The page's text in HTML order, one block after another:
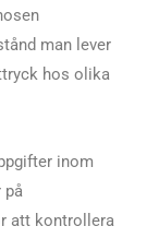
man lever
hos olika
inom
på
att kontrollera